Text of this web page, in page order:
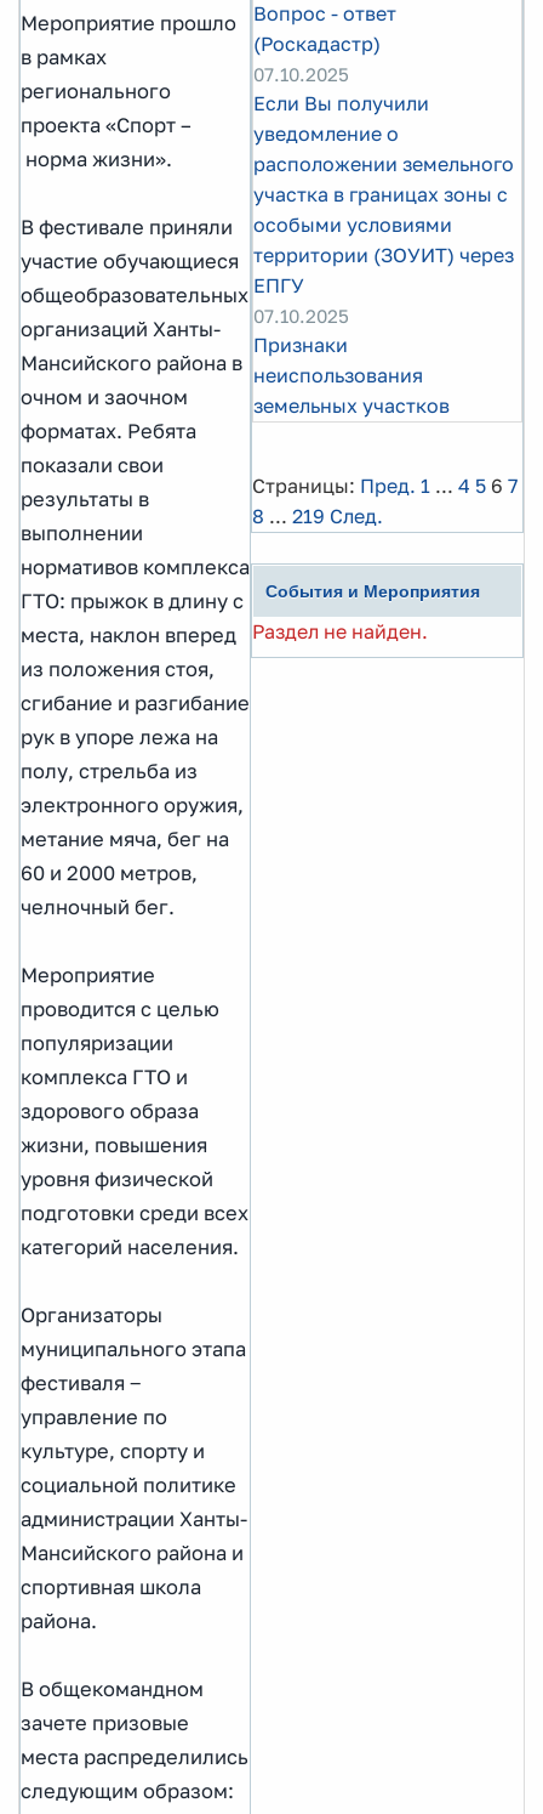
Мероприятие прошло
в рамках
регионального
проекта «Спорт –
норма жизни».
В фестивале приняли
участие обучающиеся
общеобразовательных
организаций Ханты-
Мансийского района в
очном и заочном
форматах. Ребята
показали свои
результаты в
выполнении
нормативов комплекса
ГТО: прыжок в длину с
места, наклон вперед
из положения стоя,
сгибание и разгибание
рук в упоре лежа на
полу, стрельба из
электронного оружия,
метание мяча, бег на
60 и 2000 метров,
челночный бег.
Мероприятие
проводится с целью
популяризации
комплекса ГТО и
здорового образа
жизни, повышения
уровня физической
подготовки среди всех
категорий населения.
Организаторы
муниципального этапа
фестиваля ‒
управление по
культуре, спорту и
социальной политике
администрации Ханты-
Мансийского района и
спортивная школа
района.
В общекомандном
зачете призовые
места распределились
следующим образом:
Вопрос - ответ
(Роскадастр)
07.10.2025
Если Вы получили
уведомление о
расположении земельного
участка в границах зоны с
особыми условиями
территории (ЗОУИТ) через
ЕПГУ
07.10.2025
Признаки
неиспользования
земельных участков
Страницы: Пред. 1 ... 4 5 6 7
8 ... 219 След.
События и Мероприятия
Раздел не найден.